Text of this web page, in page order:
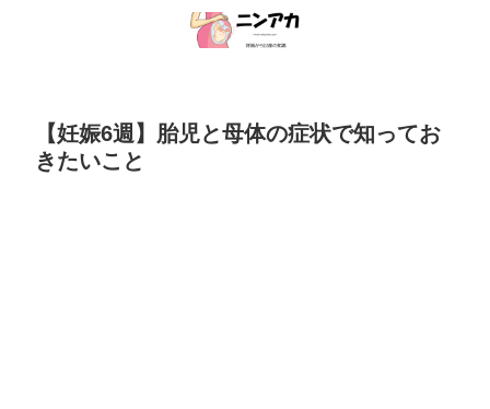
【妊娠6週】胎児と母体の症状で知ってお
きたいこと